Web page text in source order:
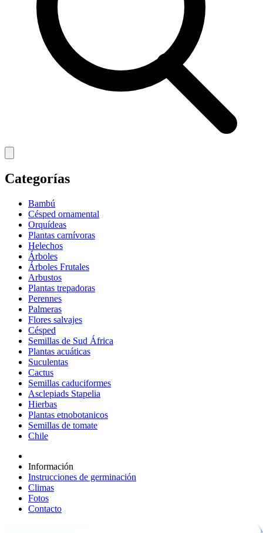
Categorías
Bambú
Césped ornamental
Orquídeas
Plantas carnívoras
Helechos
Árboles
Árboles Frutales
Arbustos
Plantas trepadoras
Perennes
Palmeras
Flores salvajes
Césped
Semillas de Sud África
Plantas acuáticas
Suculentas
Cactus
Semillas caduciformes
Asclepiads Stapelia
Hierbas
Plantas etnobotanicos
Semillas de tomate
Chile
Información
Instrucciones de germinación
Climas
Fotos
Contacto